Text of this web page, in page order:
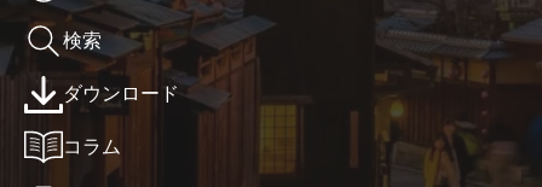
検索
ダウンロード
コラム